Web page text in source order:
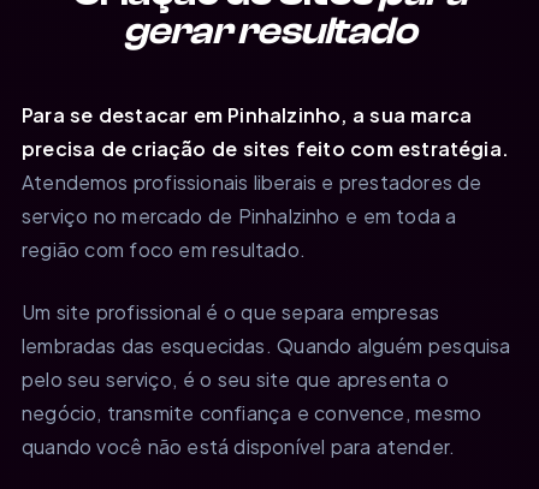
gerar resultado
Para se destacar em Pinhalzinho, a sua marca
precisa de criação de sites feito com estratégia.
Atendemos profissionais liberais e prestadores de
serviço no mercado de Pinhalzinho e em toda a
região com foco em resultado.
Um site profissional é o que separa empresas
lembradas das esquecidas. Quando alguém pesquisa
pelo seu serviço, é o seu site que apresenta o
negócio, transmite confiança e convence, mesmo
quando você não está disponível para atender.